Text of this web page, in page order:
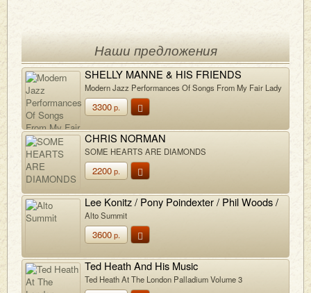
Наши предложения
SHELLY MANNE & HIS FRIENDS
Modern Jazz Performances Of Songs From My Fair Lady
3300р.
CHRIS NORMAN
SOME HEARTS ARE DIAMONDS
2200р.
Lee Konitz / Pony Poindexter / Phil Woods /
Leo Wright
Alto Summit
3600р.
Ted Heath And His Music
Ted Heath At The London Palladium Volume 3